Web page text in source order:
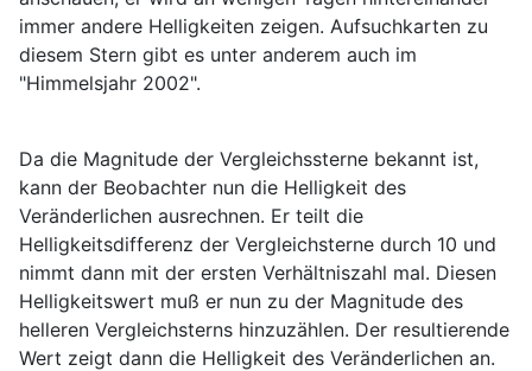
immer andere Helligkeiten zeigen. Aufsuchkarten zu
diesem Stern gibt es unter anderem auch im
"Himmelsjahr 2002".
Da die Magnitude der Vergleichssterne bekannt ist,
kann der Beobachter nun die Helligkeit des
Veränderlichen ausrechnen. Er teilt die
Helligkeitsdifferenz der Vergleichsterne durch 10 und
nimmt dann mit der ersten Verhältniszahl mal. Diesen
Helligkeitswert muß er nun zu der Magnitude des
helleren Vergleichsterns hinzuzählen. Der resultierende
Wert zeigt dann die Helligkeit des Veränderlichen an.